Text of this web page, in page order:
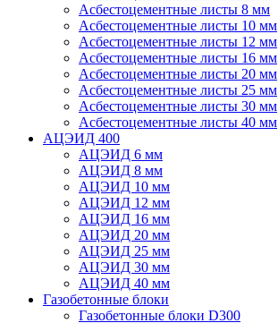
Асбестоцементные листы 8 мм
Асбестоцементные листы 10 мм
Асбестоцементные листы 12 мм
Асбестоцементные листы 16 мм
Асбестоцементные листы 20 мм
Асбестоцементные листы 25 мм
Асбестоцементные листы 30 мм
Асбестоцементные листы 40 мм
АЦЭИД 400
АЦЭИД 6 мм
АЦЭИД 8 мм
АЦЭИД 10 мм
АЦЭИД 12 мм
АЦЭИД 16 мм
АЦЭИД 20 мм
АЦЭИД 25 мм
АЦЭИД 30 мм
АЦЭИД 40 мм
Газобетонные блоки
Газобетонные блоки D300